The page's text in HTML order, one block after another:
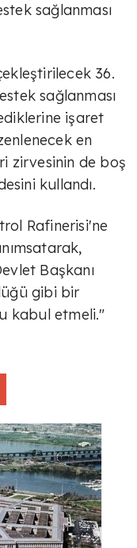
sağlanması
36.⁠
sağlanması
işaret
en
zirvesinin de boş
kullandı.
Rafinerisi'ne
Başkanı
gibi bir
kabul etmeli."